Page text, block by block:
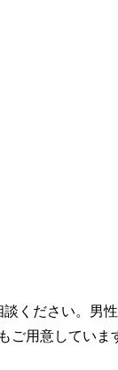
ください。男
ご用意していま